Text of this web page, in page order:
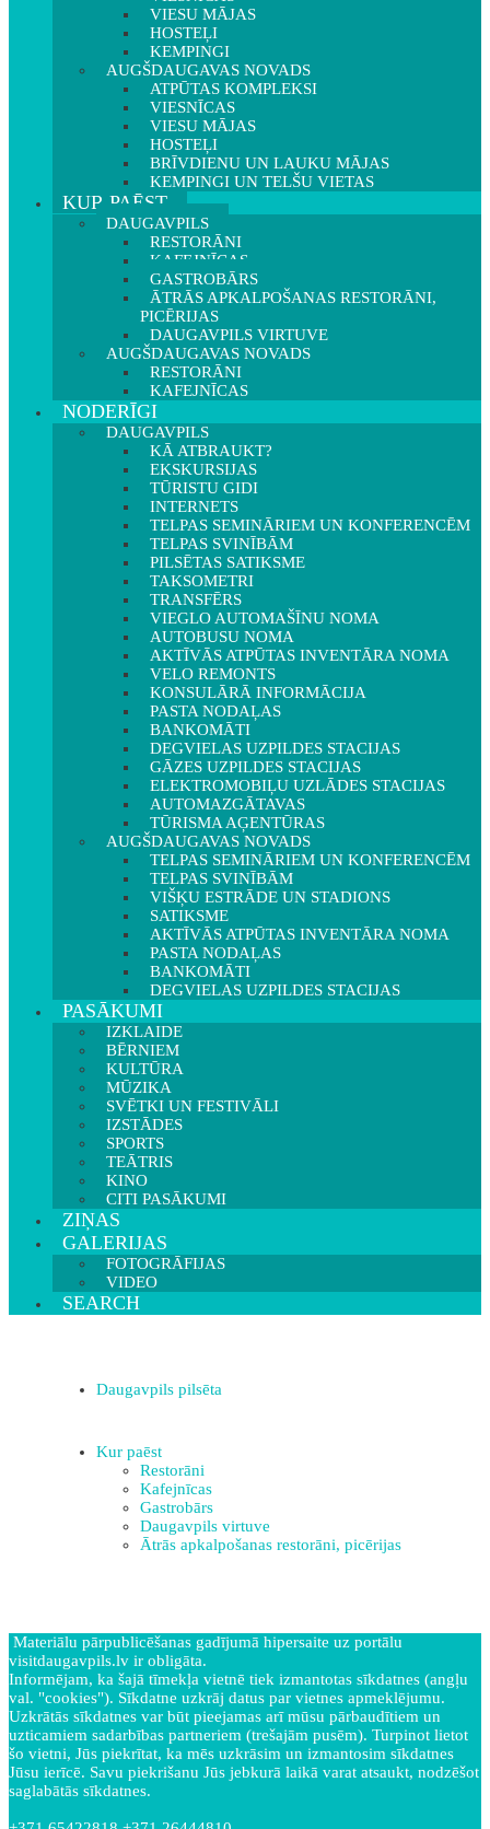
VIESU MĀJAS
HOSTEĻI
KEMPINGI
AUGŠDAUGAVAS NOVADS
ATPŪTAS KOMPLEKSI
VIESNĪCAS
VIESU MĀJAS
HOSTEĻI
BRĪVDIENU UN LAUKU MĀJAS
KEMPINGI UN TELŠU VIETAS
KUR PAĒST
DAUGAVPILS
RESTORĀNI
KAFEJNĪCAS
GASTROBĀRS
ĀTRĀS APKALPOŠANAS RESTORĀNI,
PICĒRIJAS
DAUGAVPILS VIRTUVE
AUGŠDAUGAVAS NOVADS
RESTORĀNI
KAFEJNĪCAS
NODERĪGI
DAUGAVPILS
KĀ ATBRAUKT?
EKSKURSIJAS
TŪRISTU GIDI
INTERNETS
TELPAS SEMINĀRIEM UN KONFERENCĒM
TELPAS SVINĪBĀM
PILSĒTAS SATIKSME
TAKSOMETRI
TRANSFĒRS
VIEGLO AUTOMAŠĪNU NOMA
AUTOBUSU NOMA
AKTĪVĀS ATPŪTAS INVENTĀRA NOMA
VELO REMONTS
KONSULĀRĀ INFORMĀCIJA
PASTA NODAĻAS
BANKOMĀTI
DEGVIELAS UZPILDES STACIJAS
GĀZES UZPILDES STACIJAS
ELEKTROMOBIĻU UZLĀDES STACIJAS
AUTOMAZGĀTAVAS
TŪRISMA AĢENTŪRAS
AUGŠDAUGAVAS NOVADS
TELPAS SEMINĀRIEM UN KONFERENCĒM
TELPAS SVINĪBĀM
VIŠĶU ESTRĀDE UN STADIONS
SATIKSME
AKTĪVĀS ATPŪTAS INVENTĀRA NOMA
PASTA NODAĻAS
BANKOMĀTI
DEGVIELAS UZPILDES STACIJAS
PASĀKUMI
IZKLAIDE
BĒRNIEM
KULTŪRA
MŪZIKA
SVĒTKI UN FESTIVĀLI
IZSTĀDES
SPORTS
TEĀTRIS
KINO
CITI PASĀKUMI
ZIŅAS
GALERIJAS
FOTOGRĀFIJAS
VIDEO
SEARCH
Daugavpils pilsēta
Kur paēst
Restorāni
Kafejnīcas
Gastrobārs
Daugavpils virtuve
Ātrās apkalpošanas restorāni, picērijas
Materiālu pārpublicēšanas gadījumā hipersaite uz portālu
visitdaugavpils.lv ir obligāta.
Informējam, ka šajā tīmekļa vietnē tiek izmantotas sīkdatnes (angļu
val. "cookies"). Sīkdatne uzkrāj datus par vietnes apmeklējumu.
Uzkrātās sīkdatnes var būt pieejamas arī mūsu pārbaudītiem un
uzticamiem sadarbības partneriem (trešajām pusēm). Turpinot lietot
šo vietni, Jūs piekrītat, ka mēs uzkrāsim un izmantosim sīkdatnes
Jūsu ierīcē. Savu piekrišanu Jūs jebkurā laikā varat atsaukt, nodzēšot
saglabātās sīkdatnes.